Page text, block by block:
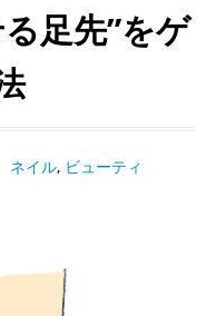
足先”をゲ
ネイル, ビューティ